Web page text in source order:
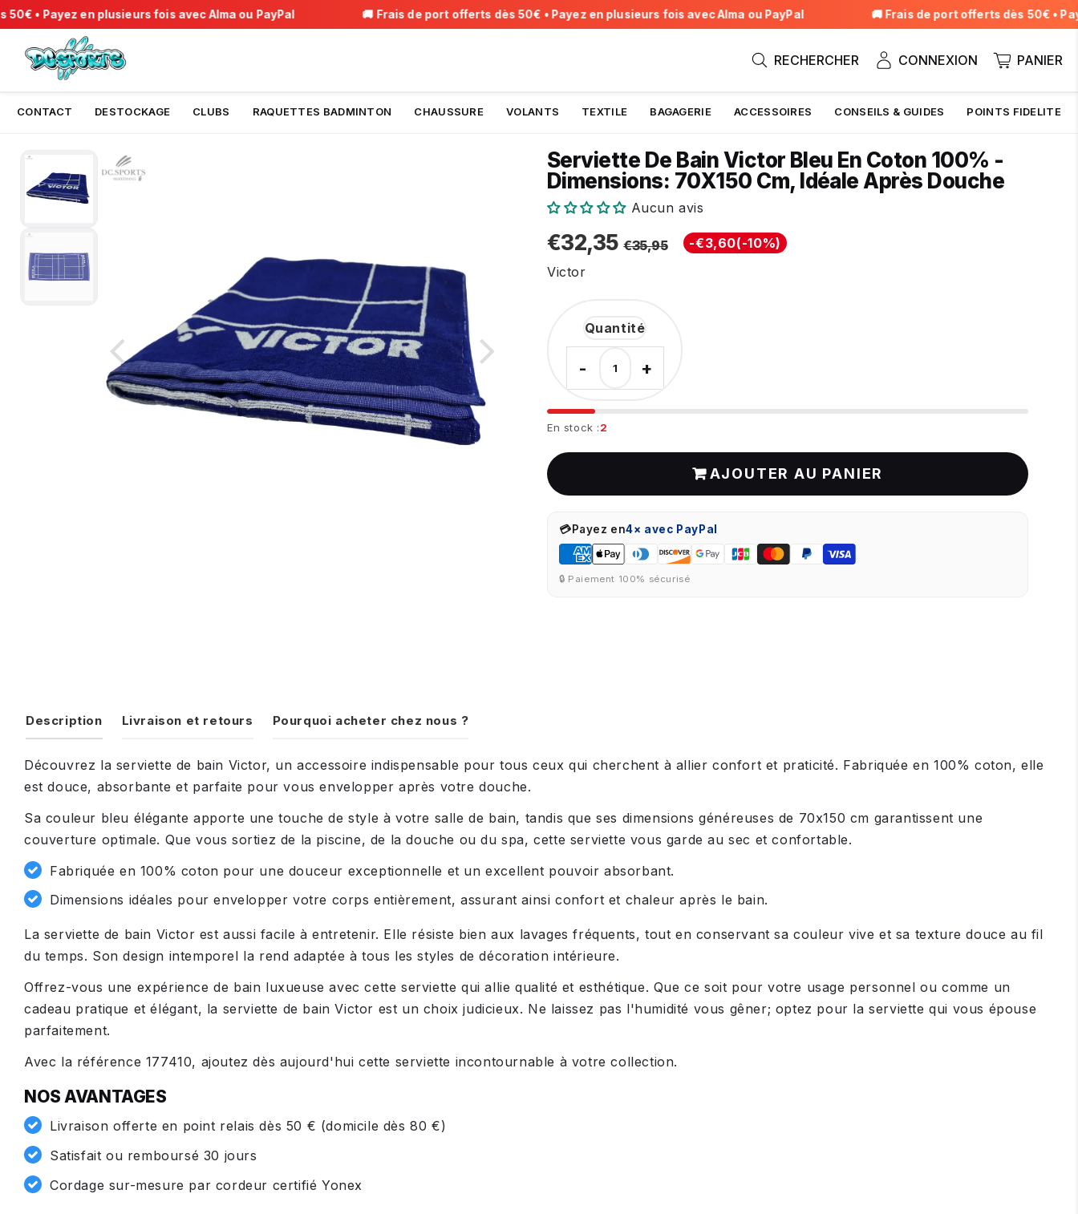
RECHERCHER CONNEXION PANIER
CONTACT DESTOCKAGE CLUBS RAQUETTES BADMINTON CHAUSSURE VOLANTS TEXTILE BAGAGERIE ACCESSOIRES CONSEILS & GUIDES POINTS FIDELITE
Serviette De Bain Victor Bleu En Coton 100% -
Dimensions: 70X150 Cm, Idéale Après Douche
Aucun avis
€32,35 €35,95Prix
régulier
€35,95
Prix
réduit
€32,35
Unit
-€3,60(-10%)
Victor
Quantité
- +
En stock :2
AJOUTER AU PANIER
💳Payez en4× avec PayPal
🔒 Paiement 100% sécurisé
Description Livraison et retours Pourquoi acheter chez nous ?
Découvrez la serviette de bain Victor, un accessoire indispensable pour tous ceux qui cherchent à allier confort et praticité. Fabriquée en 100% coton, elle
est douce, absorbante et parfaite pour vous envelopper après votre douche.
Sa couleur bleu élégante apporte une touche de style à votre salle de bain, tandis que ses dimensions généreuses de 70x150 cm garantissent une
couverture optimale. Que vous sortiez de la piscine, de la douche ou du spa, cette serviette vous garde au sec et confortable.
Fabriquée en 100% coton pour une douceur exceptionnelle et un excellent pouvoir absorbant.
Dimensions idéales pour envelopper votre corps entièrement, assurant ainsi confort et chaleur après le bain.
La serviette de bain Victor est aussi facile à entretenir. Elle résiste bien aux lavages fréquents, tout en conservant sa couleur vive et sa texture douce au fil
du temps. Son design intemporel la rend adaptée à tous les styles de décoration intérieure.
Offrez-vous une expérience de bain luxueuse avec cette serviette qui allie qualité et esthétique. Que ce soit pour votre usage personnel ou comme un
cadeau pratique et élégant, la serviette de bain Victor est un choix judicieux. Ne laissez pas l'humidité vous gêner; optez pour la serviette qui vous épouse
parfaitement.
Avec la référence 177410, ajoutez dès aujourd'hui cette serviette incontournable à votre collection.
NOS AVANTAGES
Livraison offerte en point relais dès 50 € (domicile dès 80 €)
Satisfait ou remboursé 30 jours
Cordage sur-mesure par cordeur certifié Yonex
• Payez en plusieurs fois avec Alma ou PayPal 🚚 Frais de port offerts dès 50€ • Payez en plusieurs fois avec Alma ou PayPal 🚚 Frais de port offerts dès 50€ •